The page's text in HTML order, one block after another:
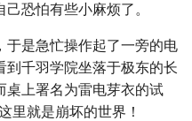
恐怕有些小麻烦了。
于是急忙操作起了一旁的电
到千羽学院坐落于极东的长
桌上署名为雷电芽衣的试
里就是崩坏的世界！